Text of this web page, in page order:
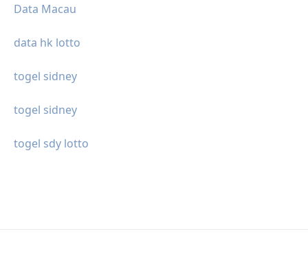
Data Macau
data hk lotto
togel sidney
togel sidney
togel sdy lotto